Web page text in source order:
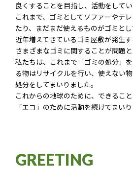
良くすることを目指し、活動をしてい
これまで、ゴミとしてソファーやテ
たり、まだまだ使えるものがゴミとし
近年増えてきているゴミ屋敷が発生す
さまざまなゴミに関することが問題と
私たちは、これまで「ゴミの処分」
る物はリサイクルを行い、使えない
処分をしてまいりました。
これからの地球のために、できるこ
「エコ」のために活動を続けてまいり
GREETING